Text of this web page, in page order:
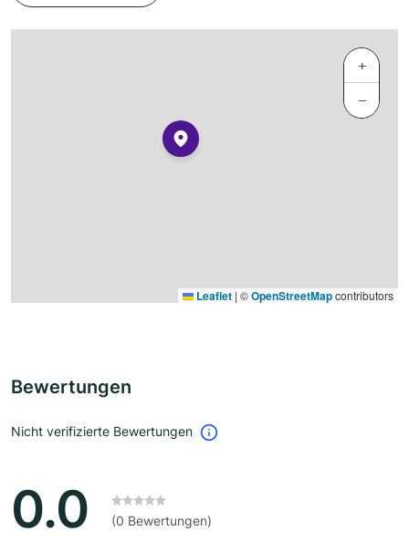
+
−
Leaflet | ©OpenStreetMapcontributors
Bewertungen
Nicht verifizierte Bewertungen
0.0 (0 Bewertungen)